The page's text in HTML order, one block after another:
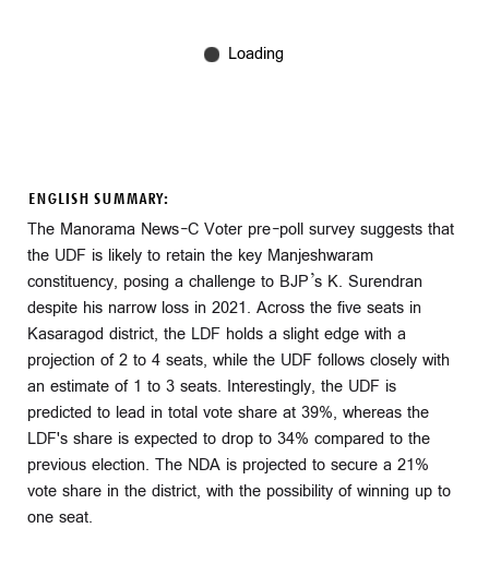
ENGLISH SUMMARY:
The Manorama News-C Voter pre-poll survey suggests that
the UDF is likely to retain the key Manjeshwaram
constituency, posing a challenge to BJP’s K. Surendran
despite his narrow loss in 2021. Across the five seats in
Kasaragod district, the LDF holds a slight edge with a
projection of 2 to 4 seats, while the UDF follows closely with
an estimate of 1 to 3 seats. Interestingly, the UDF is
predicted to lead in total vote share at 39%, whereas the
LDF's share is expected to drop to 34% compared to the
previous election. The NDA is projected to secure a 21%
vote share in the district, with the possibility of winning up to
one seat.